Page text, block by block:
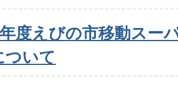
度えびの市移動スー
ついて